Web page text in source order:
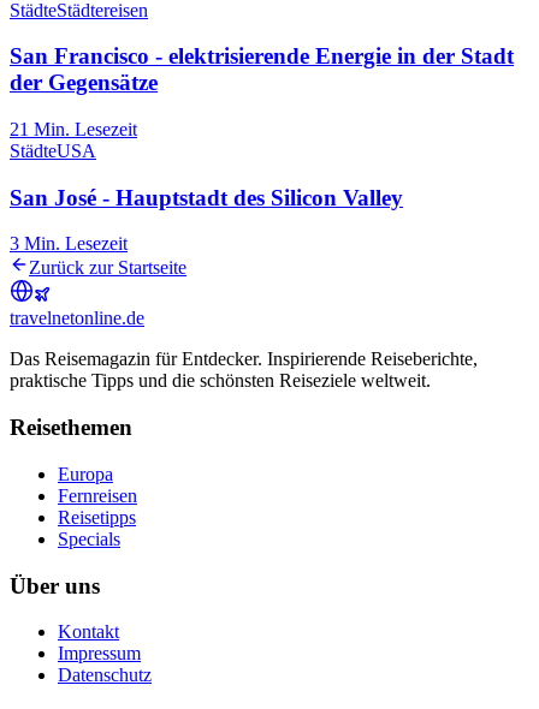
StädteStädtereisen
San Francisco - elektrisierende Energie in der Stadt
der Gegensätze
21 Min. Lesezeit
StädteUSA
San José - Hauptstadt des Silicon Valley
3 Min. Lesezeit
Zurück zur Startseite
travelnetonline.de
Das Reisemagazin für Entdecker. Inspirierende Reiseberichte,
praktische Tipps und die schönsten Reiseziele weltweit.
Reisethemen
Europa
Fernreisen
Reisetipps
Specials
Über uns
Kontakt
Impressum
Datenschutz